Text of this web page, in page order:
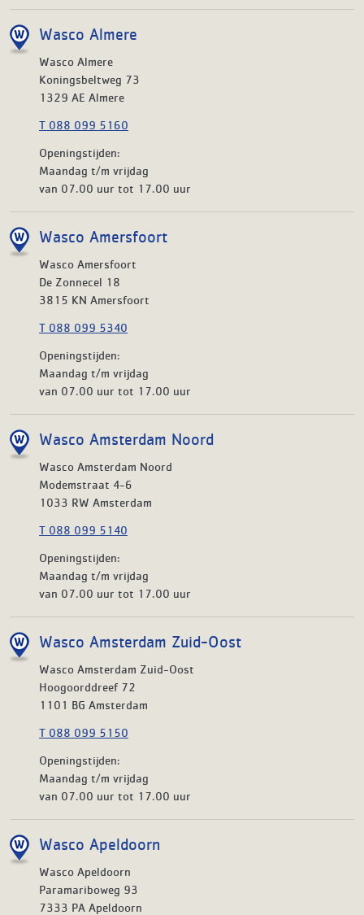
Wasco Almere
Wasco Almere
Koningsbeltweg 73
1329 AE Almere
T 088 099 5160
Openingstijden:
Maandag t/m vrijdag
van 07.00 uur tot 17.00 uur
Wasco Amersfoort
Wasco Amersfoort
De Zonnecel 18
3815 KN Amersfoort
T 088 099 5340
Openingstijden:
Maandag t/m vrijdag
van 07.00 uur tot 17.00 uur
Wasco Amsterdam Noord
Wasco Amsterdam Noord
Modemstraat 4-6
1033 RW Amsterdam
T 088 099 5140
Openingstijden:
Maandag t/m vrijdag
van 07.00 uur tot 17.00 uur
Wasco Amsterdam Zuid-Oost
Wasco Amsterdam Zuid-Oost
Hoogoorddreef 72
1101 BG Amsterdam
T 088 099 5150
Openingstijden:
Maandag t/m vrijdag
van 07.00 uur tot 17.00 uur
Wasco Apeldoorn
Wasco Apeldoorn
Paramariboweg 93
7333 PA Apeldoorn